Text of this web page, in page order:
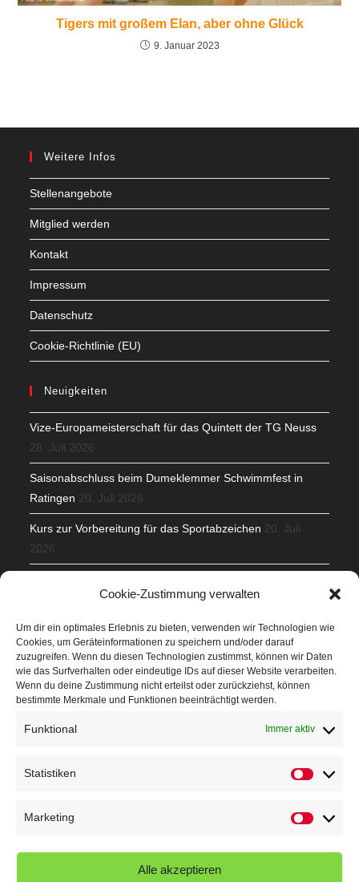
Cookie-Zustimmung verwalten
Um dir ein optimales Erlebnis zu bieten, verwenden wir Technologien wie
Cookies, um Geräteinformationen zu speichern und/oder darauf
zuzugreifen. Wenn du diesen Technologien zustimmst, können wir Daten
wie das Surfverhalten oder eindeutige IDs auf dieser Website verarbeiten.
Wenn du deine Zustimmung nicht erteilst oder zurückziehst, können
bestimmte Merkmale und Funktionen beeinträchtigt werden.
Funktional Immer aktiv
Statistiken
Marketing
Alle akzeptieren
Tigers mit großem Elan, aber ohne Glück
9. Januar 2023
Weitere Infos
Stellenangebote
Mitglied werden
Kontakt
Impressum
Datenschutz
Cookie-Richtlinie (EU)
Neuigkeiten
Vize-Europameisterschaft für das Quintett der TG Neuss
28. Juli 2026
Saisonabschluss beim Dumeklemmer Schwimmfest in
Ratingen 20. Juli 2026
Kurs zur Vorbereitung für das Sportabzeichen 20. Juli
2026
Veranstaltungen
Höffner Run
Kindersportfest